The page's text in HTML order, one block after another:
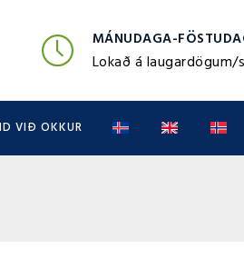
MÁNUDAGA-
Lokað á laugardögum/
VIÐ OKKUR